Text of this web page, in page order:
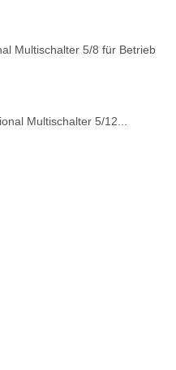
Multischalter 5/8 für Betrieb